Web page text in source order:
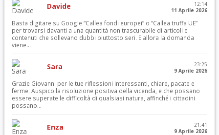
Davide
12:14
11 Aprile 2026
Basta digitare su Google “Callea fondi europei” o “Callea truffa UE”
per trovarsi davanti a una quantità non trascurabile di articoli e
contenuti che sollevano dubbi piuttosto seri. E allora la domanda
viene...
Sara
23:25
9 Aprile 2026
Grazie Giovanni per le tue riflessioni interessanti, chiare, pacate e
ferme. Auspico la risoluzione positiva della vicenda, e che possano
essere superate le difficoltà di qualsiasi natura, affinché i cittadini
possano...
Enza
21:41
9 Aprile 2026